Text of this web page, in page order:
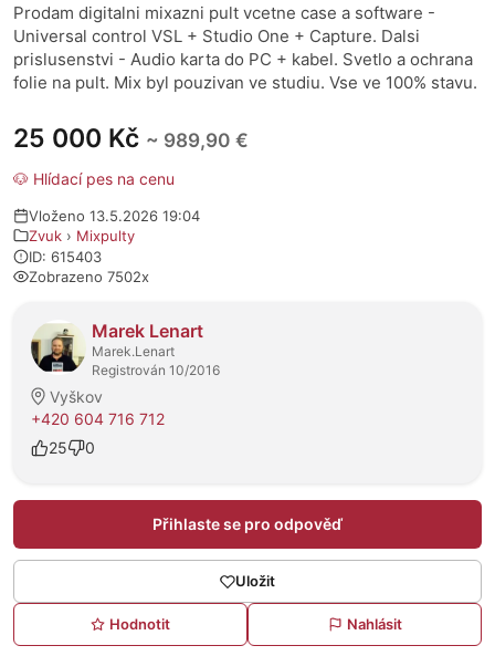
25 000 Kč ~ 989,90 €
🐶 Hlídací pes na cenu
Vloženo 13.5.2026 19:04
Zvuk › Mixpulty
ID: 615403
Zobrazeno 7502x
Marek Lenart
Marek.Lenart
Registrován 10/2016
Vyškov
+420 604 716 712
25
0
Přihlaste se pro odpověď
Uložit
Hodnotit Nahlásit
Prodam digitalni mixazni pult vcetne case a software -
Universal control VSL + Studio One + Capture. Dalsi
prislusenstvi - Audio karta do PC + kabel. Svetlo a ochrana
folie na pult. Mix byl pouzivan ve studiu. Vse ve 100% stavu.